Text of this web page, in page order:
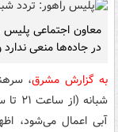
در جاده‌ها منعی
به گزارش مشرق،